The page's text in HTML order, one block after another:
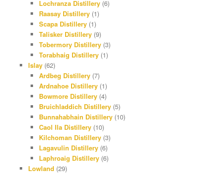
Lochranza Distillery (6)
Raasay Distillery (1)
Scapa Distillery (1)
Talisker Distillery (9)
Tobermory Distillery (3)
Torabhaig Distillery (1)
Islay(62)
Ardbeg Distillery (7)
Ardnahoe Distillery (1)
Bowmore Distillery (4)
Bruichladdich Distillery (5)
Bunnahabhain Distillery (10)
Caol Ila Distillery (10)
Kilchoman Distillery (3)
Lagavulin Distillery (6)
Laphroaig Distillery (6)
Lowland (29)